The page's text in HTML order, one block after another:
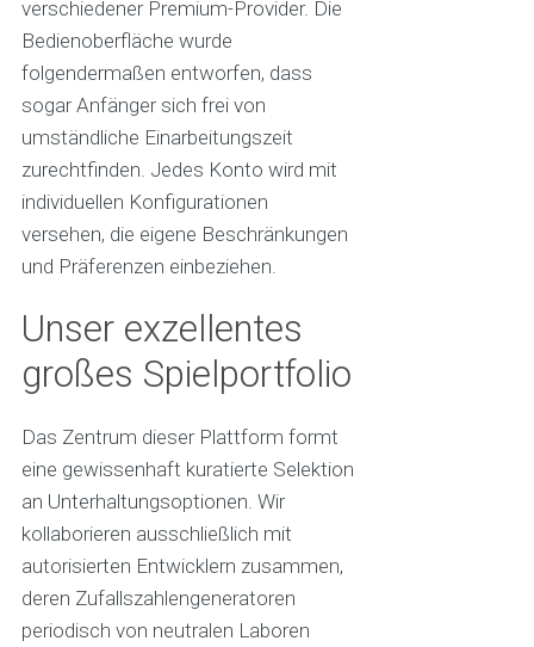
verschiedener Premium-Provider. Die
Bedienoberfläche wurde
folgendermaßen entworfen, dass
sogar Anfänger sich frei von
umständliche Einarbeitungszeit
zurechtfinden. Jedes Konto wird mit
individuellen Konfigurationen
versehen, die eigene Beschränkungen
und Präferenzen einbeziehen.
Unser exzellentes
großes Spielportfolio
Das Zentrum dieser Plattform formt
eine gewissenhaft kuratierte Selektion
an Unterhaltungsoptionen. Wir
kollaborieren ausschließlich mit
autorisierten Entwicklern zusammen,
deren Zufallszahlengeneratoren
periodisch von neutralen Laboren